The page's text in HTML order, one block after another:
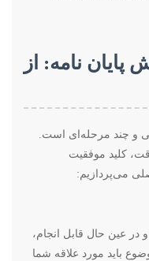
نامه: از
و چند مرحله‌ای است.
کلید موفقیت
می‌پردازیم:
در عین حال قابل انجام،
باید مورد علاقه شما